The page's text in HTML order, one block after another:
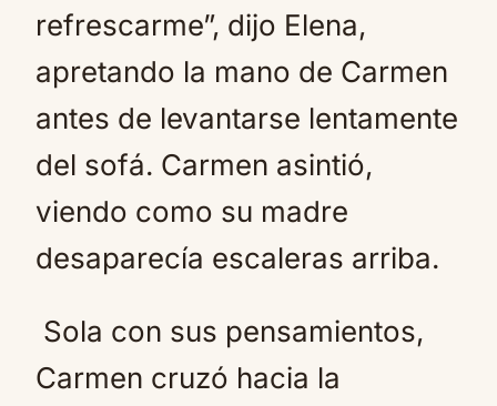
refrescarme”, dijo Elena,
apretando la mano de Carmen
antes de levantarse lentamente
del sofá. Carmen asintió,
viendo como su madre
desaparecía escaleras arriba.
Sola con sus pensamientos,
Carmen cruzó hacia la